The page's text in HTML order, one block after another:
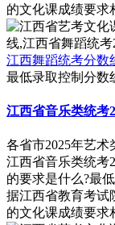
的文化课成绩要求
江西舞蹈统考分数
最低录取控制分数
江西省音乐类统考
各省市2025年艺
江西省音乐类统考
的要求是什么?最
据江西省教育考试
的文化课成绩要求